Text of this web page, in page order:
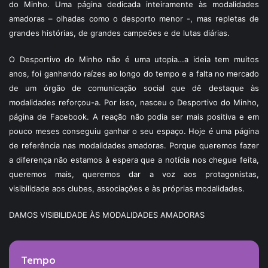
do Minho. Uma página dedicada inteiramente às modalidades
amadoras – olhadas como o desporto menor -, mas repletas de
grandes histórias, de grandes campeões e de lutas diárias.
O Desportivo do Minho não é uma utopia…a ideia tem muitos
anos, foi ganhando raízes ao longo do tempo e a falta no mercado
de um órgão de comunicação social que dê destaque às
modalidades reforçou-a. Por isso, nasceu o Desportivo do Minho,
página de Facebook. A reação não podia ser mais positiva e em
pouco meses conseguiu ganhar o seu espaço. Hoje é uma página
de referência nas modalidades amadoras. Porque queremos fazer
a diferença não estamos à espera que a notícia nos chegue feita,
queremos mais, queremos dar a voz aos protagonistas,
visibilidade aos clubes, associações e às próprias modalidades.
DAMOS VISIBILIDADE ÀS MODALIDADES AMADORAS
Tempo